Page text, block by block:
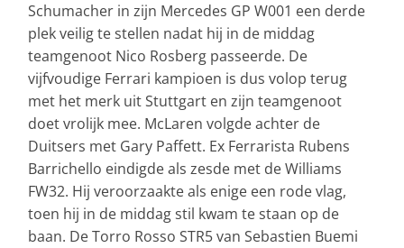
Schumacher in zijn Mercedes GP W001 een derde
plek veilig te stellen nadat hij in de middag
teamgenoot Nico Rosberg passeerde. De
vijfvoudige Ferrari kampioen is dus volop terug
met het merk uit Stuttgart en zijn teamgenoot
doet vrolijk mee. McLaren volgde achter de
Duitsers met Gary Paffett. Ex Ferrarista Rubens
Barrichello eindigde als zesde met de Williams
FW32. Hij veroorzaakte als enige een rode vlag,
toen hij in de middag stil kwam te staan op de
baan. De Torro Rosso STR5 van Sebastien Buemi